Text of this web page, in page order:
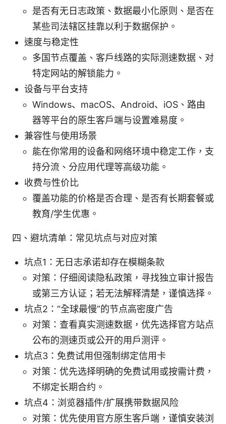
是否有无日志政策、数据最小化原则、是否在
某些司法辖区挂靠以利于数据保护。
速度与稳定性
多国节点覆盖、客户线路的实际测速数据、对
特定网站的解锁能力。
设备与平台支持
Windows、macOS、Android、iOS、路由
器等平台的原生客户端与设置难易度。
兼容性与使用场景
能在你常用的设备和网络环境中稳定工作，支
持分流、分应用代理等高级功能。
收费与性价比
覆盖功能的价格是否合理、是否有长期套餐或
教育/学生优惠。
四、避坑清单：常见坑点与对应对策
坑点1：无日志承诺却存在模糊条款
对策：仔细阅读隐私政策，寻找独立审计报告
或第三方认证；若无法解释清楚，谨慎选择。
坑点2：“全球最慢”的节点高密度广告
对策：查看真实测速数据，优先选择官方站点
公布的测速页或公开的用户测评。
坑点3：免费试用但强制绑定信用卡
对策：优先选择明确的免费试用或按需计费，
不绑定长期合约。
坑点4：浏览器插件/扩展携带数据风险
对策：优先使用官方原生客户端，谨慎安装浏